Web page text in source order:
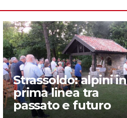
Strassoldo: alpini in
prima linea tra
passato e futuro